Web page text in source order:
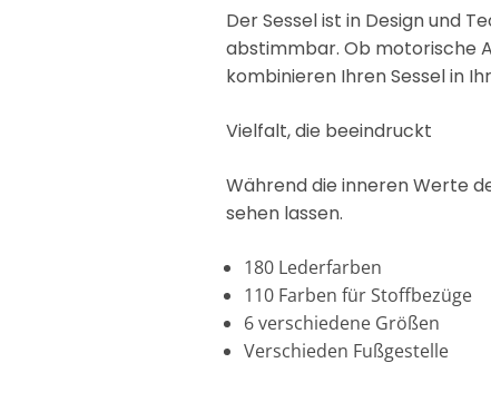
Der Sessel ist in Design und
abstimmbar. Ob motorische
kombinieren Ihren Sessel in
Vielfalt, die beeindruckt
Während die inneren Werte
sehen lassen.
180 Lederfarben
110 Farben für Stoffbezüge
6 verschiedene Größen
Verschieden Fußgestelle